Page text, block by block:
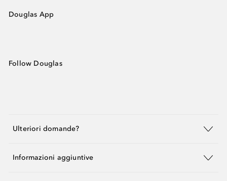
Douglas App
Follow Douglas
Ulteriori domande?
Informazioni aggiuntive